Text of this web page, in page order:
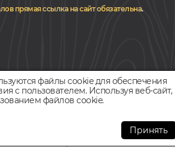
прямая ссылка на сайт обязательна.
файлы cookie для обеспечения
с пользователем. Используя веб-сайт,
файлов cookie.
Принять